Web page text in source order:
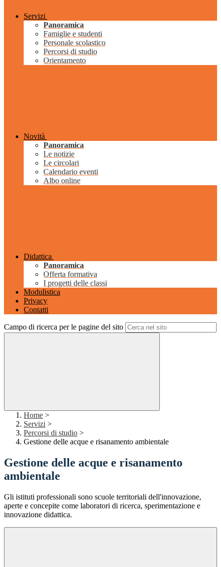
Servizi
Panoramica
Famiglie e studenti
Personale scolastico
Percorsi di studio
Orientamento
Novità
Panoramica
Le notizie
Le circolari
Calendario eventi
Albo online
Didattica
Panoramica
Offerta formativa
I progetti delle classi
Modulistica
Privacy
Contatti
Campo di ricerca per le pagine del sito
Home >
Servizi >
Percorsi di studio >
Gestione delle acque e risanamento ambientale
Gestione delle acque e risanamento
ambientale
Gli istituti professionali sono scuole territoriali dell'innovazione,
aperte e concepite come laboratori di ricerca, sperimentazione e
innovazione didattica.